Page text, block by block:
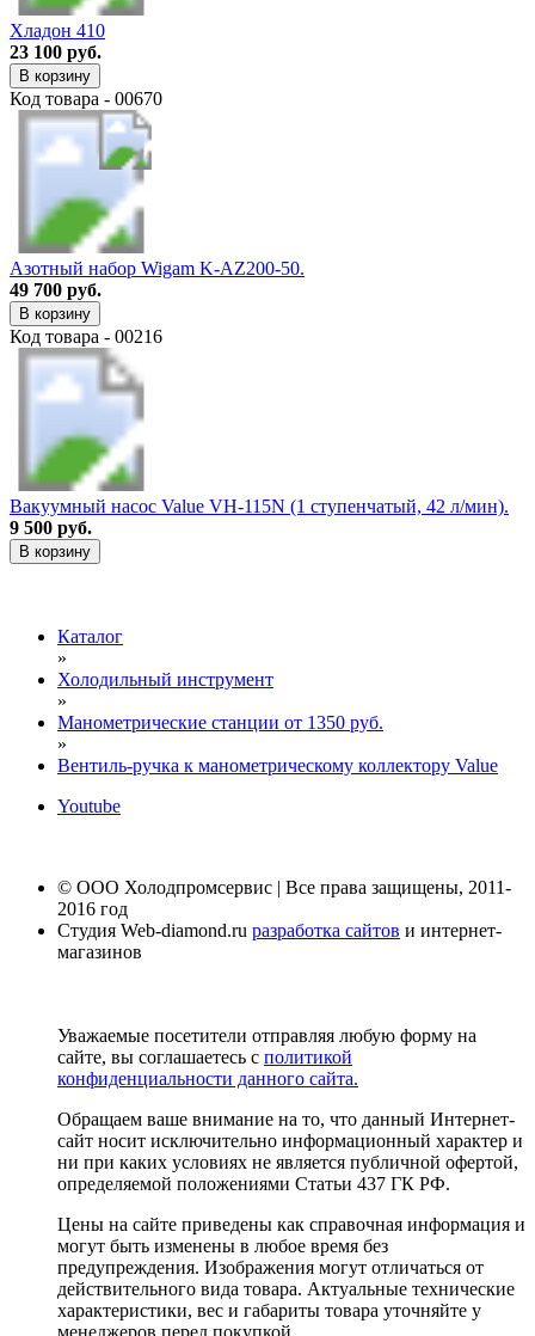
Хладон 410
23 100 руб.
В корзину
Код товара - 00670
Азотный набор Wigam K-AZ200-50.
49 700 руб.
В корзину
Код товара - 00216
Вакуумный насос Value VH-115N (1 ступенчатый, 42 л/мин).
9 500 руб.
В корзину
Каталог
»
Холодильный инструмент
»
Манометрические станции от 1350 руб.
»
Вентиль-ручка к манометрическому коллектору Value
Youtube
© ООО Холодпромсервис | Все права защищены, 2011-
2016 год
Студия Web-diamond.ru разработка сайтов и интернет-
магазинов
Уважаемые посетители отправляя любую форму на
сайте, вы соглашаетесь с политикой
конфиденциальности данного сайта.
Обращаем ваше внимание на то, что данный Интернет-
сайт носит исключительно информационный характер и
ни при каких условиях не является публичной офертой,
определяемой положениями Статьи 437 ГК РФ.
Цены на сайте приведены как справочная информация и
могут быть изменены в любое время без
предупреждения. Изображения могут отличаться от
действительного вида товара. Актуальные технические
характеристики, вес и габариты товара уточняйте у
менеджеров перед покупкой.